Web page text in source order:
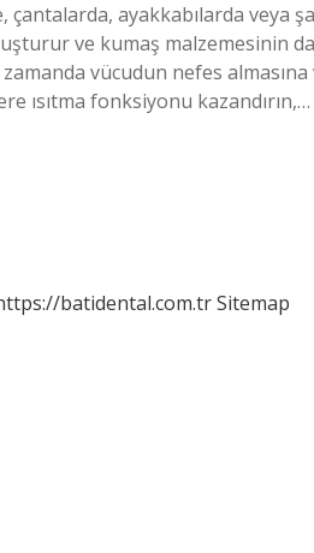
ayakkabılarda veya
ve kumaş malzemesinin
vücudun nefes
ısıtma fonksiyonu kazandırın,…
batidental.com.trSitemap